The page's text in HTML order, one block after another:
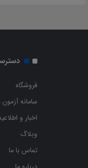
فروشگاه
سامانه
اخبار و
وبلاگ
تماس با ما